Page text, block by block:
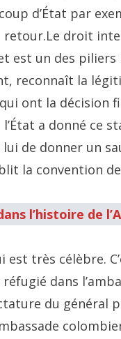
d’État par
droit
est un des
reconnaît la
ont la décision
a donné ce
lui de donner un
la convention de
l’histoire de
très célèbre.
dans
du général